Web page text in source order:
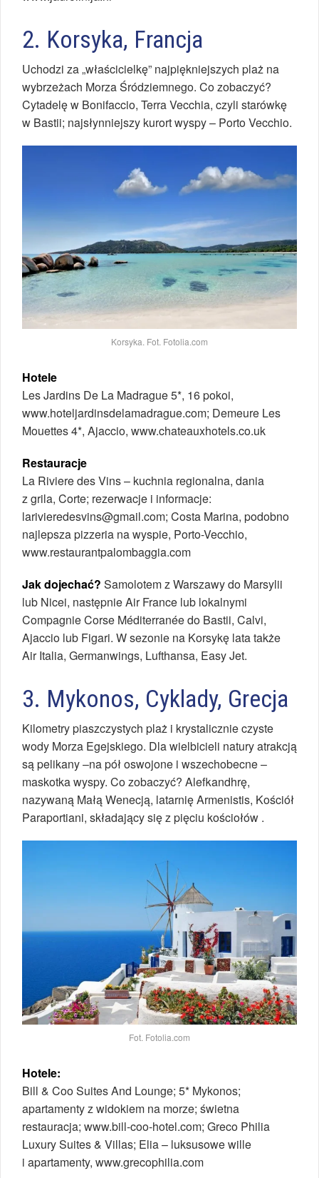
2. Korsyka, Francja
Uchodzi za „właścicielkę” najpiękniejszych plaż na
wybrzeżach Morza Śródziemnego. Co zobaczyć?
Cytadelę w Bonifaccio, Terra Vecchia, czyli starówkę
w Bastii; najsłynniejszy kurort wyspy – Porto Vecchio.
Korsyka. Fot. Fotolia.com
Hotele
Les Jardins De La Madrague 5*, 16 pokoi,
www.hoteljardinsdelamadrague.com; Demeure Les
Mouettes 4*, Ajaccio, www.chateauxhotels.co.uk
Restauracje
La Riviere des Vins – kuchnia regionalna, dania
z grila, Corte; rezerwacje i informacje:
larivieredesvins@gmail.com; Costa Marina, podobno
najlepsza pizzeria na wyspie, Porto-Vecchio,
www.restaurantpalombaggia.com
Jak dojechać? Samolotem z Warszawy do Marsylii
lub Nicei, następnie Air France lub lokalnymi
Compagnie Corse Méditerranée do Bastii, Calvi,
Ajaccio lub Figari. W sezonie na Korsykę lata także
Air Italia, Germanwings, Lufthansa, Easy Jet.
3. Mykonos, Cyklady, Grecja
Kilometry piaszczystych plaż i krystalicznie czyste
wody Morza Egejskiego. Dla wielbicieli natury atrakcją
są pelikany –na pół oswojone i wszechobecne –
maskotka wyspy. Co zobaczyć? Alefkandhrę,
nazywaną Małą Wenecją, latarnię Armenistis, Kościół
Paraportiani, składający się z pięciu kościołów .
Fot. Fotolia.com
Hotele:
Bill & Coo Suites And Lounge; 5* Mykonos;
apartamenty z widokiem na morze; świetna
restauracja; www.bill-coo-hotel.com; Greco Philia
Luxury Suites & Villas; Elia – luksusowe wille
i apartamenty, www.grecophilia.com